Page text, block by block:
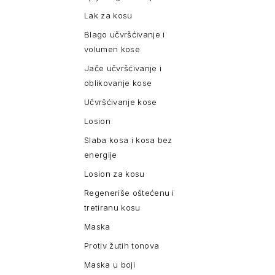
Lak za kosu
Blago učvršćivanje i
volumen kose
Jače učvršćivanje i
oblikovanje kose
Učvršćivanje kose
Losion
Slaba kosa i kosa bez
energije
Losion za kosu
Regeneriše oštećenu i
tretiranu kosu
Maska
Protiv žutih tonova
Maska u boji